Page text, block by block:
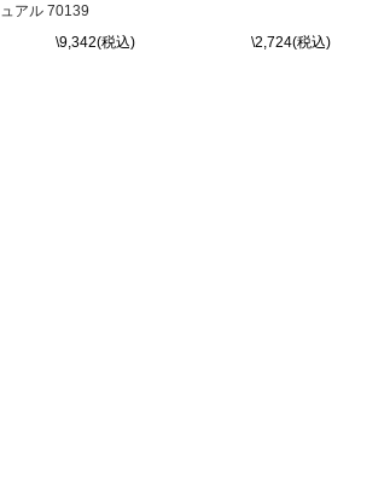
ュアル 70139
\9,342(税込)
\2,724(税込)